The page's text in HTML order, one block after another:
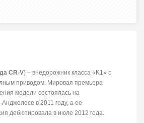
CR-V) – внедорожник класса «K1» с
приводом. Мировая премьера
модели состоялась на
в 2011 году, а ее
дебютировала в июле 2012 года.